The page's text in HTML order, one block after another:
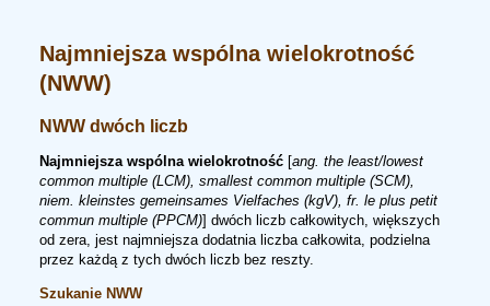
Najmniejsza wspólna wielokrotność
(NWW)
NWW dwóch liczb
Najmniejsza wspólna wielokrotność[ang. the least/lowest
common multiple (LCM), smallest common multiple (SCM),
niem. kleinstes gemeinsames Vielfaches (kgV), fr. le plus petit
commun multiple (PPCM)] dwóch liczb całkowitych, większych
od zera, jest najmniejsza dodatnia liczba całkowita, podzielna
przez każdą z tych dwóch liczb bez reszty.
Szukanie NWW